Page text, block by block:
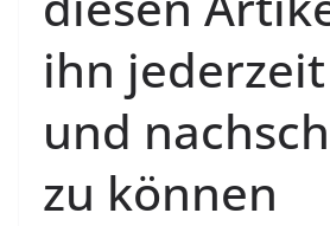
ihn
und
zu können